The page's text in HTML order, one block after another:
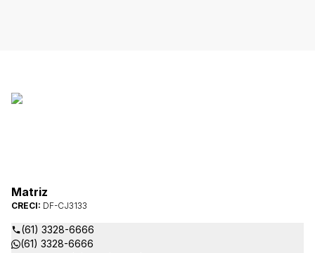
Matriz
CRECI: DF-CJ3133
(61) 3328-6666
(61) 3328-6666